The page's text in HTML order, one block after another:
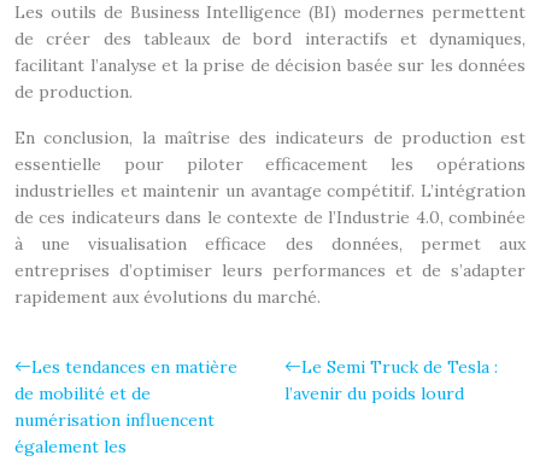
Les outils de Business Intelligence (BI) modernes permettent
de créer des tableaux de bord interactifs et dynamiques,
facilitant l’analyse et la prise de décision basée sur les données
de production.
En conclusion, la maîtrise des indicateurs de production est
essentielle pour piloter efficacement les opérations
industrielles et maintenir un avantage compétitif. L’intégration
de ces indicateurs dans le contexte de l’Industrie 4.0, combinée
à une visualisation efficace des données, permet aux
entreprises d’optimiser leurs performances et de s’adapter
rapidement aux évolutions du marché.
Les tendances en matière
de mobilité et de
numérisation influencent
également les
Le Semi Truck de Tesla :
l’avenir du poids lourd